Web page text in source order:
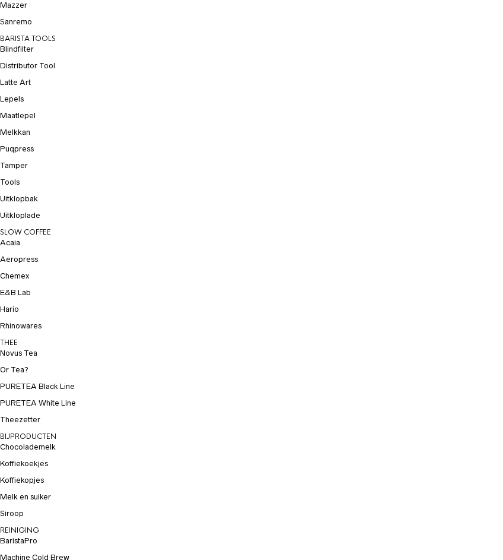
Mazzer
Sanremo
BARISTA TOOLS
Blindfilter
Distributor Tool
Latte Art
Lepels
Maatlepel
Melkkan
Puqpress
Tamper
Tools
Uitklopbak
Uitkloplade
SLOW COFFEE
Acaia
Aeropress
Chemex
E&B Lab
Hario
Rhinowares
THEE
Novus Tea
Or Tea?
PURETEA Black Line
PURETEA White Line
Theezetter
BIJPRODUCTEN
Chocolademelk
Koffiekoekjes
Koffiekopjes
Melk en suiker
Siroop
REINIGING
BaristaPro
Machine Cold Brew